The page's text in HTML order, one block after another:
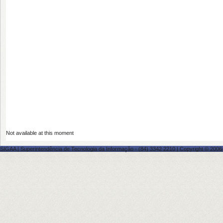
Not available at this moment
SIGAA | Superintendência de Tecnologia da Informação - (84) 3342 2210 | Copyright ©